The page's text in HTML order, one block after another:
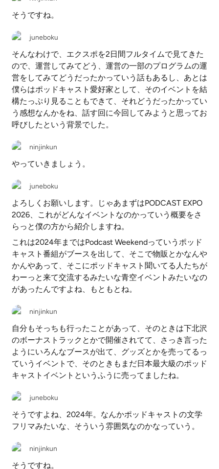
そうですね。
juneboku
そんなわけで、エクスポを2日間フルタイムで見てきた
ので、運営してみてどう、運営の一部のプログラムの運
営をしてみてどうだったかっていう話もあるし、あとは
僕らはポッドキャスト愛好家として、そのイベントを結
構たっぷり見ることもできて、それどうだったかってい
う感想なんかをね、話す回に今回してみようと思ってお
呼びしたという背景でした。
ninjinkun
やっていきましょう。
juneboku
よろしくお願いします。じゃあまずはPODCAST EXPO
2026、これがどんなイベントなのかっていう概要をさ
らっと僕の方から紹介しますね。
これは2024年まではPodcast Weekendっていうポッド
キャスト番組がブースを出して、そこで物販とかなんや
かんやあって、そこにポッドキャスト聞いてる人たちが
わーっと来て交流するみたいな青空イベントみたいなの
があったんですよね、もともとね。
ninjinkun
自分もそっちも行ったことがあって、そのときは下北沢
のボーナストラックとかで開催されてて、さっき言った
ようにいろんなブースが出て、グッズとかを売ってるっ
ていうイベントで、そのときもまだ日本最大級のポッド
キャストイベントというふうに売ってましたね。
juneboku
そうですよね、2024年。なんかポッドキャストの文学
フリマみたいな、そういう雰囲気なのかなっていう。
ninjinkun
そうですね。